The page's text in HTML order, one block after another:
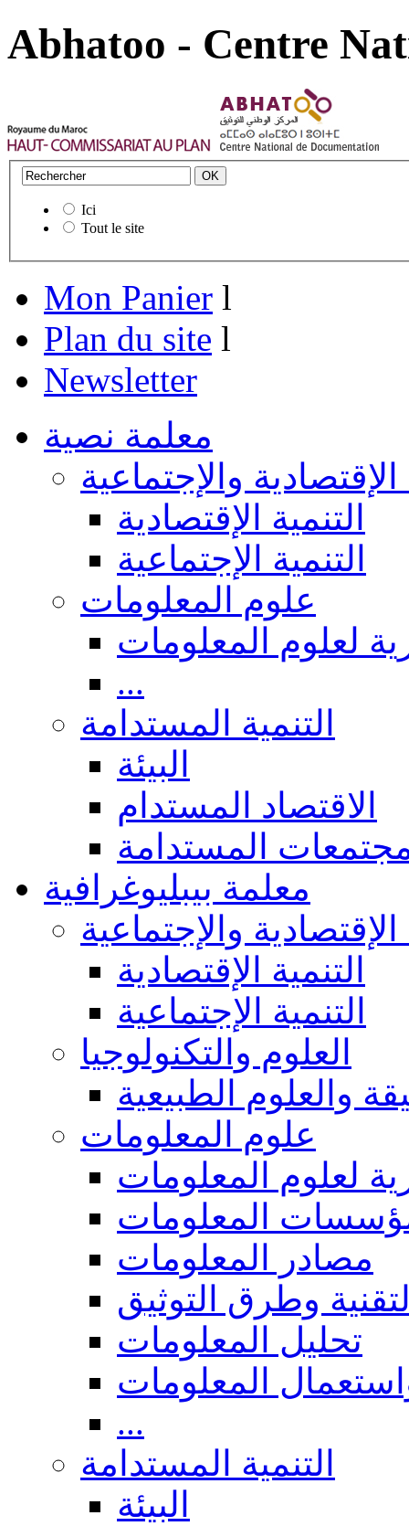
Abhatoo - Centre
Ici
Tout le site
Mon Panier l
Plan du site l
Newsletter
معلمة نصية
الإقتصادية والإجتماعية
التنمية الإقتصادية
التنمية الإجتماعية
علوم المعلومات
لعلوم المعلومات
...
التنمية المستدامة
البيئة
الاقتصاد المستدام
المستدامة
معلمة بيبليوغرافية
الإقتصادية والإجتماعية
التنمية الإقتصادية
التنمية الإجتماعية
العلوم والتكنولوجيا
والعلوم الطبيعية
علوم المعلومات
لعلوم المعلومات
المعلومات
مصادر المعلومات
وطرق التوثيق
تحليل المعلومات
المعلومات
...
التنمية المستدامة
البيئة